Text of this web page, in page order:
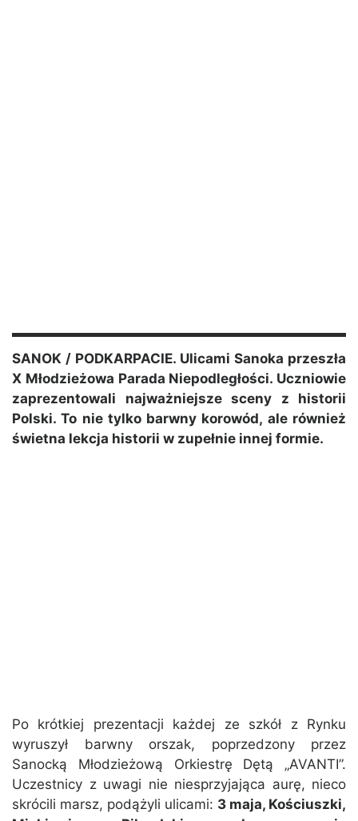
SANOK / PODKARPACIE. Ulicami Sanoka przeszła
X Młodzieżowa Parada Niepodległości. Uczniowie
zaprezentowali najważniejsze sceny z historii
Polski. To nie tylko barwny korowód, ale również
świetna lekcja historii w zupełnie innej formie.
Po krótkiej prezentacji każdej ze szkół z Rynku
wyruszył barwny orszak, poprzedzony przez
Sanocką Młodzieżową Orkiestrę Dętą „AVANTI”.
Uczestnicy z uwagi nie niesprzyjająca aurę, nieco
skrócili marsz, podążyli ulicami: 3 maja, Kościuszki,